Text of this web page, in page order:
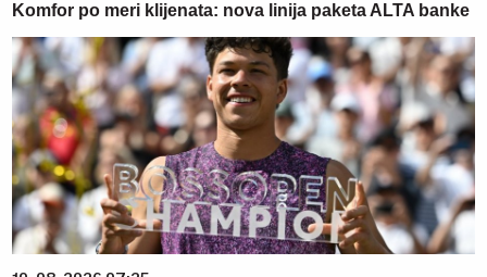
Komfor po meri klijenata: nova linija paketa ALTA banke